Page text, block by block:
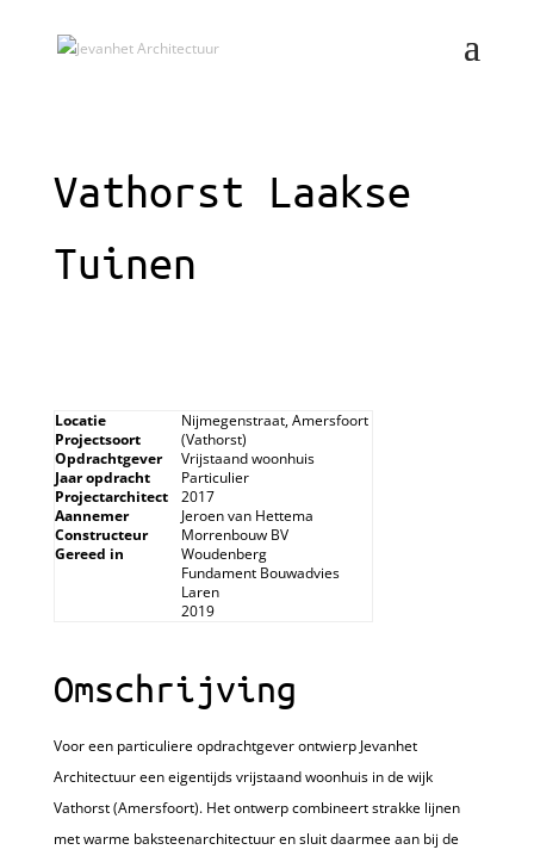
Vathorst Laakse
Tuinen
Locatie
Projectsoort
Opdrachtgever
Jaar opdracht
Projectarchitect
Aannemer
Constructeur
Gereed in
Nijmegenstraat, Amersfoort
(Vathorst)
Vrijstaand woonhuis
Particulier
2017
Jeroen van Hettema
Morrenbouw BV
Woudenberg
Fundament Bouwadvies
Laren
2019
Omschrijving
Voor een particuliere opdrachtgever ontwierp Jevanhet
Architectuur een eigentijds vrijstaand woonhuis in de wijk
Vathorst (Amersfoort). Het ontwerp combineert strakke lijnen
met warme baksteenarchitectuur en sluit daarmee aan bij de